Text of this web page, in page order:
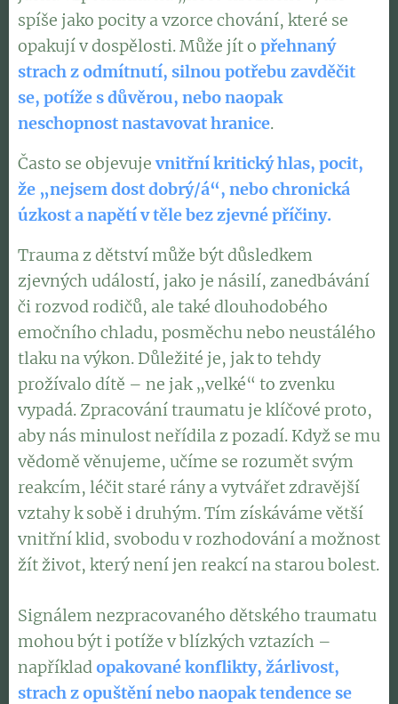
spíše jako pocity a vzorce chování, které se
opakují v dospělosti. Může jít o přehnaný
strach z odmítnutí, silnou potřebu zavděčit
se, potíže s důvěrou, nebo naopak
neschopnost nastavovat hranice.
Často se objevuje vnitřní kritický hlas, pocit,
že „nejsem dost dobrý/á“, nebo chronická
úzkost a napětí v těle bez zjevné příčiny.
Trauma z dětství může být důsledkem
zjevných událostí, jako je násilí, zanedbávání
či rozvod rodičů, ale také dlouhodobého
emočního chladu, posměchu nebo neustálého
tlaku na výkon. Důležité je, jak to tehdy
prožívalo dítě – ne jak „velké“ to zvenku
vypadá. Zpracování traumatu je klíčové proto,
aby nás minulost neřídila z pozadí. Když se mu
vědomě věnujeme, učíme se rozumět svým
reakcím, léčit staré rány a vytvářet zdravější
vztahy k sobě i druhým. Tím získáváme větší
vnitřní klid, svobodu v rozhodování a možnost
žít život, který není jen reakcí na starou bolest.
Signálem nezpracovaného dětského traumatu
mohou být i potíže v blízkých vztazích –
napříkladopakované konflikty, žárlivost,
strach z opuštění nebo naopak tendence se